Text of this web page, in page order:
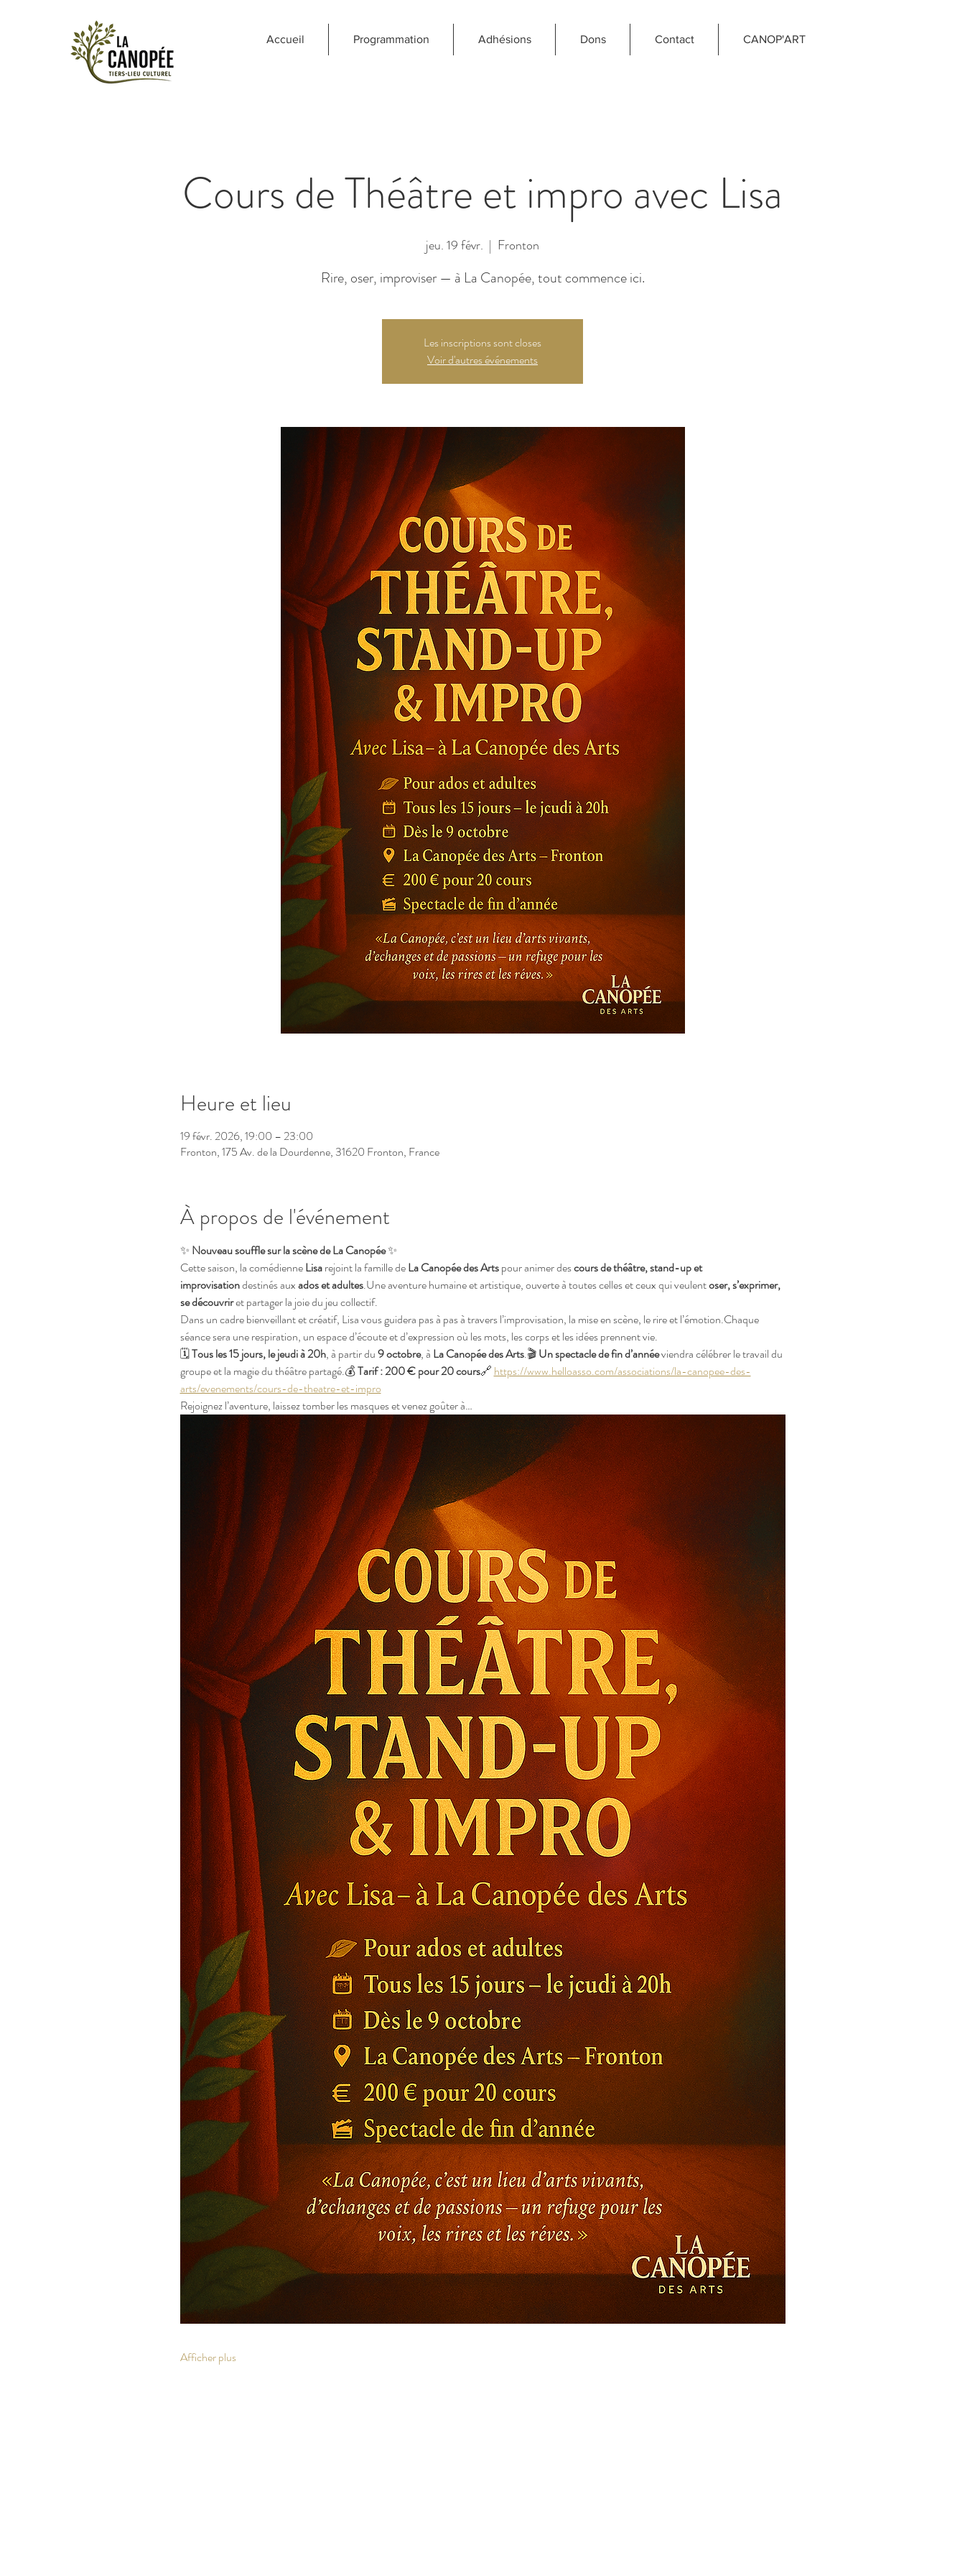
Accueil Programmation Adhésions Dons Contact CANOP'ART
Cours de Théâtre et impro avec Lisa
jeu. 19 févr.
  |
Fronton
Rire, oser, improviser — à La Canopée, tout commence ici.
Les inscriptions sont closes
Voir d'autres événements
Heure et lieu
19 févr. 2026, 19:00 – 23:00
Fronton, 175 Av. de la Dourdenne, 31620 Fronton, France
À propos de l'événement
✨ Nouveau souffle sur la scène de La Canopée ✨
Cette saison, la comédienne Lisa rejoint la famille de La Canopée des Arts pour animer des cours de théâtre, stand-up et
improvisation destinés aux ados et adultes.Une aventure humaine et artistique, ouverte à toutes celles et ceux qui veulent oser, s’exprimer,
se découvrir et partager la joie du jeu collectif.
Dans un cadre bienveillant et créatif, Lisa vous guidera pas à pas à travers l’improvisation, la mise en scène, le rire et l’émotion.Chaque
séance sera une respiration, un espace d’écoute et d’expression où les mots, les corps et les idées prennent vie.
🗓️ Tous les 15 jours, le jeudi à 20h, à partir du 9 octobre, à La Canopée des Arts.🎬 Un spectacle de fin d’année viendra célébrer le travail du
groupe et la magie du théâtre partagé.💰 Tarif : 200 € pour 20 cours🔗 https://www.helloasso.com/associations/la-canopee-des-
arts/evenements/cours-de-theatre-et-impro
Rejoignez l’aventure, laissez tomber les masques et venez goûter à…
Afficher plus